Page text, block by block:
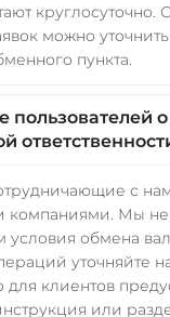
круглосуточно.
можно
пункта.
пользователей о
с
компаниями. Мы не
условия обмена
уточняйте
для клиентов
или